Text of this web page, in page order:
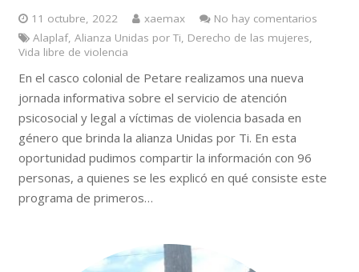
11 octubre, 2022 xaemax
No hay comentarios
Alaplaf, Alianza Unidas por Ti, Derecho de las mujeres,
Vida libre de violencia
En el casco colonial de Petare realizamos una nueva
jornada informativa sobre el servicio de atención
psicosocial y legal a víctimas de violencia basada en
género que brinda la alianza Unidas por Ti. En esta
oportunidad pudimos compartir la información con 96
personas, a quienes se les explicó en qué consiste este
programa de primeros…